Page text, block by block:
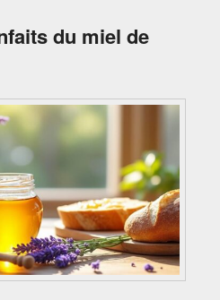
du miel de